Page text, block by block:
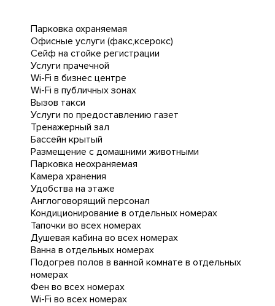
Парковка охраняемая
Офисные услуги (факс,ксерокс)
Сейф на стойке регистрации
Услуги прачечной
Wi-Fi в бизнес центре
Wi-Fi в публичных зонах
Вызов такси
Услуги по предоставлению газет
Тренажерный зал
Бассейн крытый
Размещение с домашними животными
Парковка неохраняемая
Камера хранения
Удобства на этаже
Англоговорящий персонал
Кондиционирование в отдельных номерах
Тапочки во всех номерах
Душевая кабина во всех номерах
Ванна в отдельных номерах
Подогрев полов в ванной комнате в отдельных
номерах
Фен во всех номерах
Wi-Fi во всех номерах